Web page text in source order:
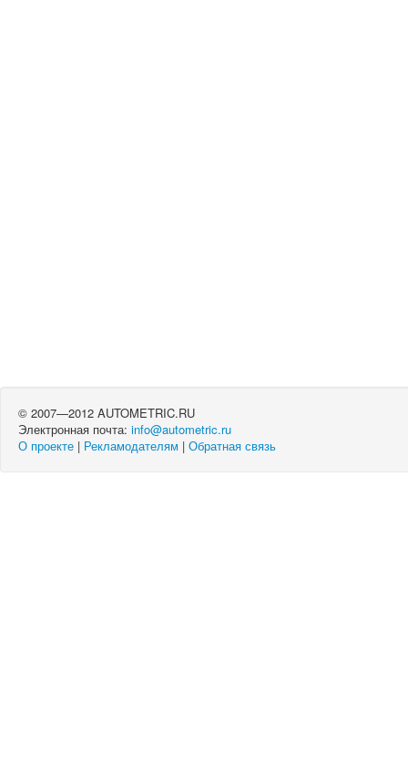
© 2007—2012 AUTOMETRIC.RU
Электронная почта: info@autometric.ru
О проекте | Рекламодателям | Обратная связь